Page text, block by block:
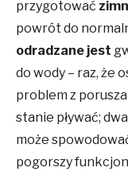
przygotować
powrót do
odradzane jest
do wody – raz, że
problem z
stanie pływać;
może
pogorszy